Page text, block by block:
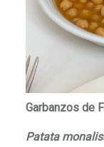
Garbanzos de
Patata